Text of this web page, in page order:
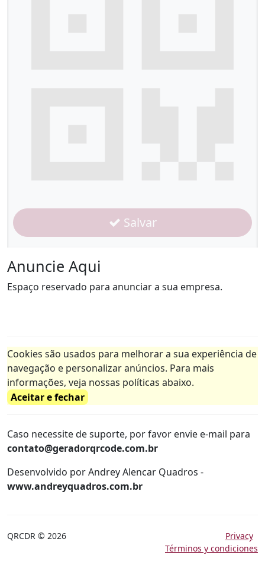
Salvar
Anuncie Aqui
Espaço reservado para anunciar a sua empresa.
Cookies são usados para melhorar a sua experiência de
navegação e personalizar anúncios. Para mais
informações, veja nossas políticas abaixo.
Aceitar e fechar
Caso necessite de suporte, por favor envie e-mail para
contato@geradorqrcode.com.br
Desenvolvido por Andrey Alencar Quadros -
www.andreyquadros.com.br
QRCDR © 2026
Privacy
Términos y condiciones